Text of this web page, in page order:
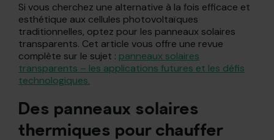
Si vous cherchez une alternative à la fois efficace et
esthétique aux cellules photovoltaïques
traditionnelles, optez pour les panneaux solaires
transparents. Cet article vous offre une revue
complète sur le sujet : panneaux solaires
transparents – les applications futures et les défis
technologiques.
Des panneaux solaires
thermiques pour chauffer